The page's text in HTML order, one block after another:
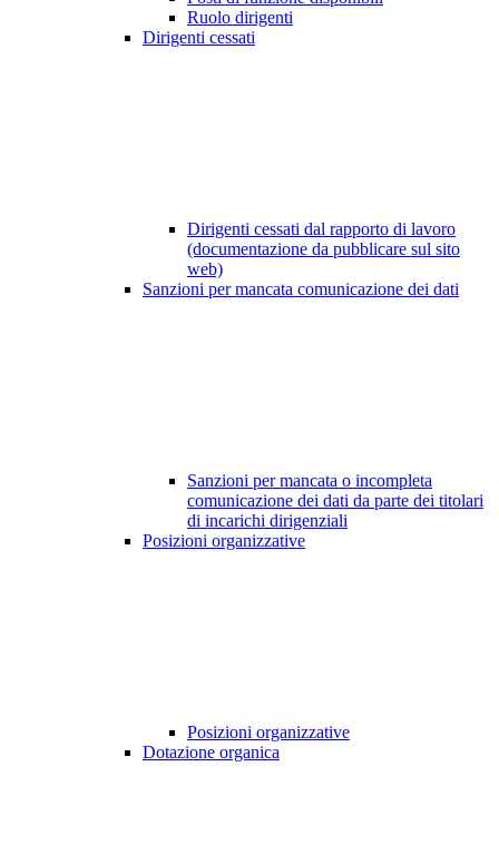
Ruolo dirigenti
Dirigenti cessati
Dirigenti cessati dal rapporto di lavoro
(documentazione da pubblicare sul sito
web)
Sanzioni per mancata comunicazione dei dati
Sanzioni per mancata o incompleta
comunicazione dei dati da parte dei titolari
di incarichi dirigenziali
Posizioni organizzative
Posizioni organizzative
Dotazione organica